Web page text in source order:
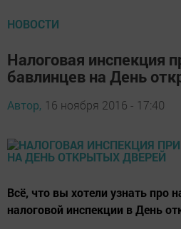
НОВОСТИ
Налоговая инспекция
бавлинцев на День
Автор, 16 ноября 2016 - 17:40
Всё, что вы хотели узнать про
налоговой инспекции в День